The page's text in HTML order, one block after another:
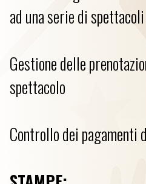
ad una serie di spettacoli
Gestione delle
spettacolo
Controllo dei